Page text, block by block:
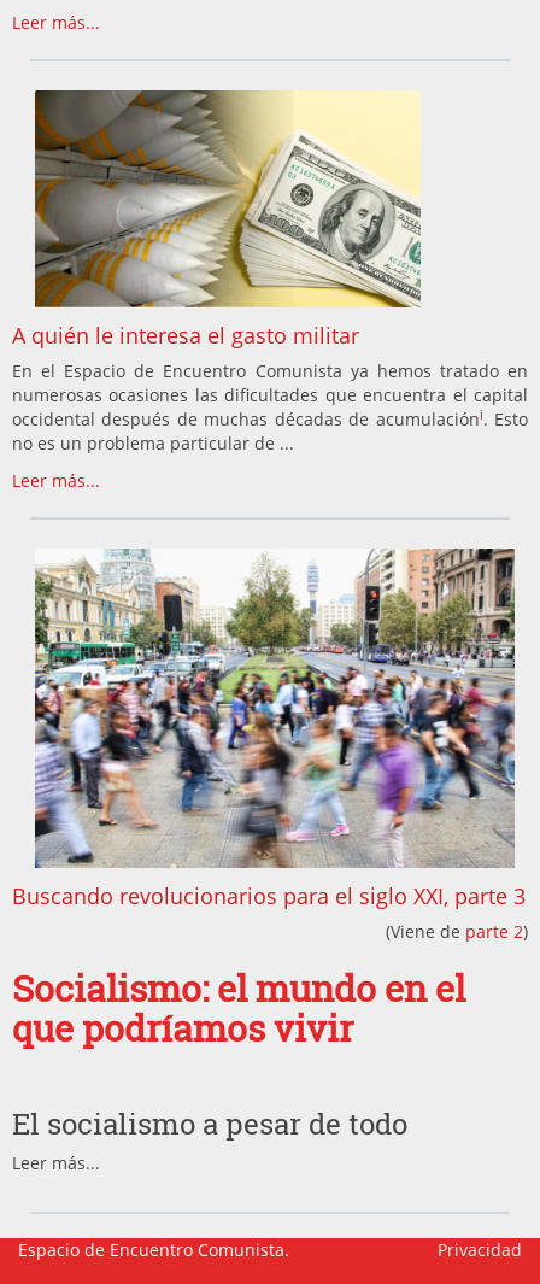
Leer más...
A quién le interesa el gasto militar
En el Espacio de Encuentro Comunista ya hemos tratado en
numerosas ocasiones las dificultades que encuentra el capital
occidental después de muchas décadas de acumulacióni. Esto
no es un problema particular de ...
Leer más...
Buscando revolucionarios para el siglo XXI, parte 3
(Viene de parte 2)
Socialismo: el mundo en el
que podríamos vivir
El socialismo a pesar de todo
Leer más...
Espacio de Encuentro Comunista. Privacidad